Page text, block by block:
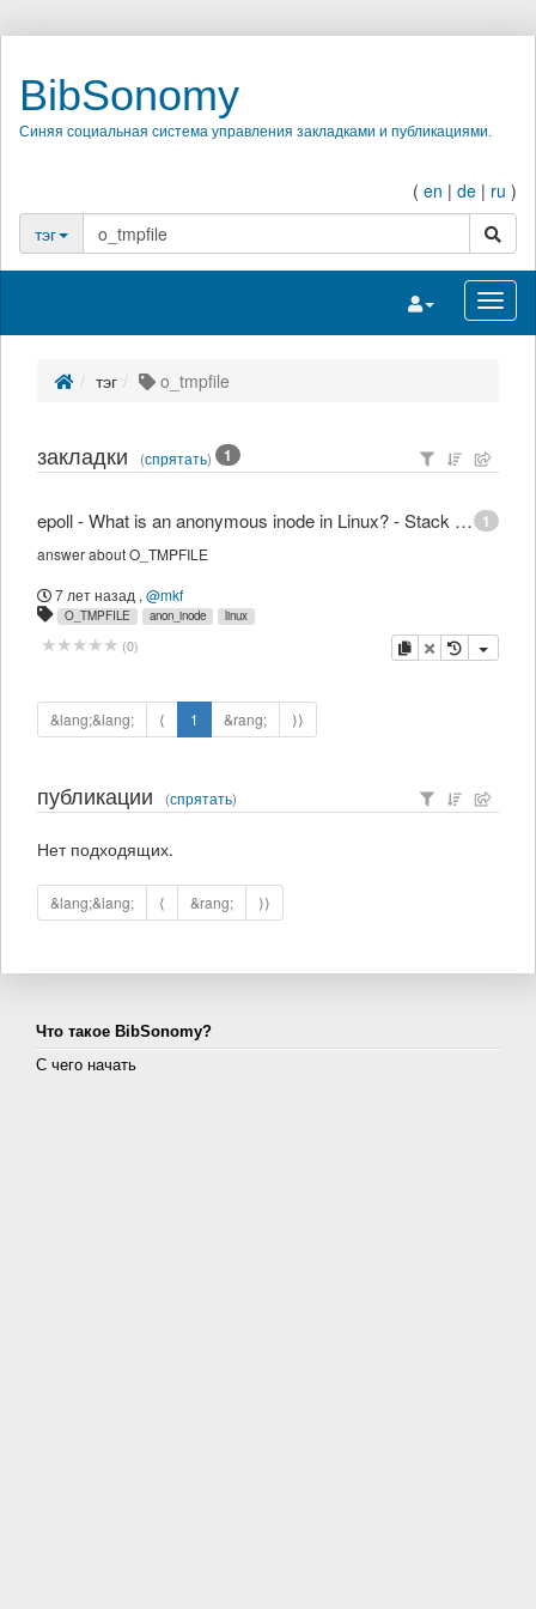
BibSonomy
Синяя социальная система управления закладками и публикациями.
( en | de | ru )
тэг
поиск
Переключить
тэг o_tmpfile
закладки (спрятать) 1
1
epoll - What is an anonymous inode in Linux? - Stack Overflow
answer about O_TMPFILE
7 лет назад , @mkf
O_TMPFILE anon_inode linux
(0) копировать
удалить
&lang;&lang; ⟨ 1 &rang; ⟩⟩
публикации (спрятать)
Нет подходящих.
&lang;&lang; ⟨ &rang; ⟩⟩
Что такое BibSonomy?
С чего начать